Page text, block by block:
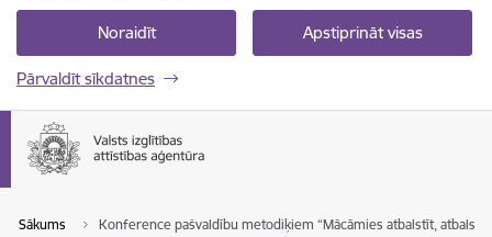
Noraidīt Apstiprināt visas
Pārvaldīt sīkdatnes
Sākums Konference pašvaldību metodiķiem “Mācāmies atbalstīt,